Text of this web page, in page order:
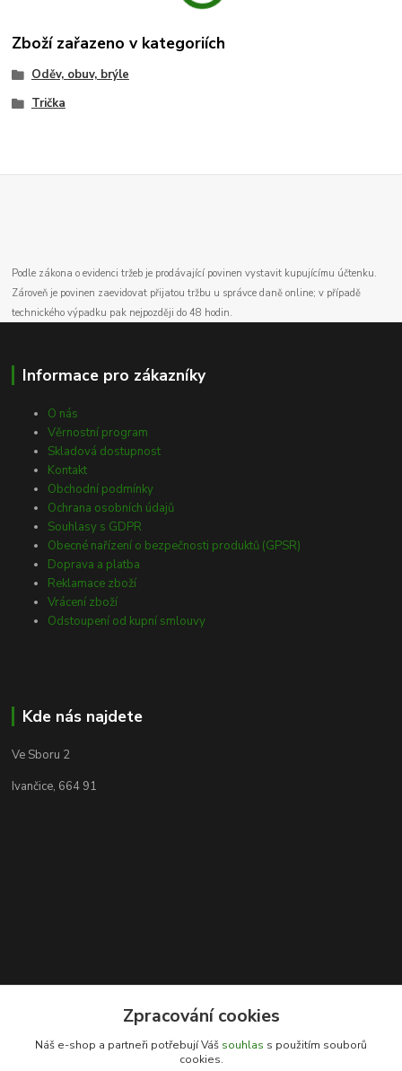
Zboží zařazeno v kategoriích
Oděv, obuv, brýle
Trička
Podle zákona o evidenci tržeb je prodávající povinen vystavit kupujícímu účtenku.
Zároveň je povinen zaevidovat přijatou tržbu u správce daně online; v případě
technického výpadku pak nejpozději do 48 hodin.
Informace pro zákazníky
O nás
Věrnostní program
Skladová dostupnost
Kontakt
Obchodní podmínky
Ochrana osobních údajů
Souhlasy s GDPR
Obecné nařízení o bezpečnosti produktů (GPSR)
Doprava a platba
Reklamace zboží
Vrácení zboží
Odstoupení od kupní smlouvy
Kde nás najdete
Ve Sboru 2
Ivančice, 664 91
Kontakty
Zpracování cookies
Náš e-shop a partneři potřebují Váš souhlas s použitím souborů
cookies.